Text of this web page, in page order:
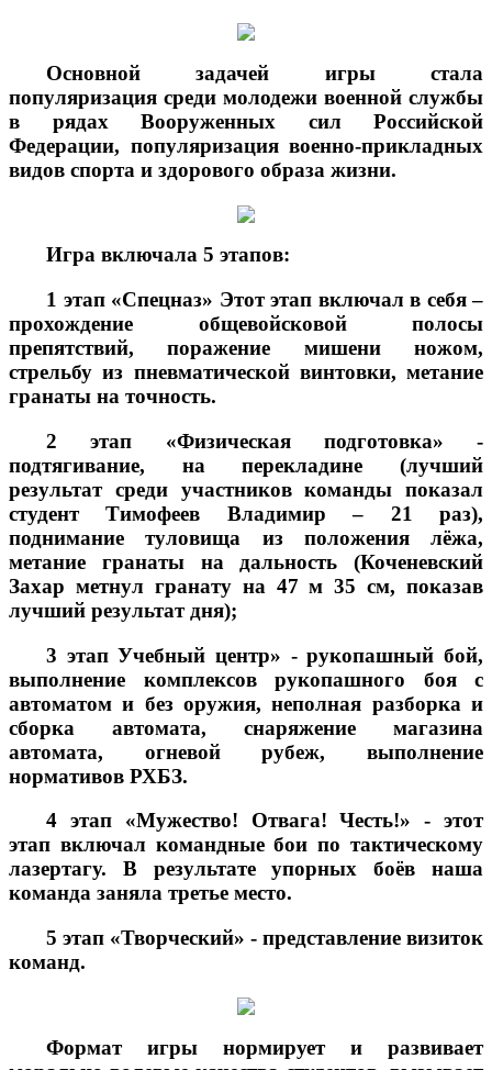
Основной задачей игры стала
популяризация среди молодежи военной службы
в рядах Вооруженных сил Российской
Федерации, популяризация военно-прикладных
видов спорта и здорового образа жизни.
Игра включала 5 этапов:
1 этап «Спецназ» Этот этап включал в себя –
прохождение общевойсковой полосы
препятствий, поражение мишени ножом,
стрельбу из пневматической винтовки, метание
гранаты на точность.
2 этап «Физическая подготовка» -
подтягивание, на перекладине (лучший
результат среди участников команды показал
студент Тимофеев Владимир – 21 раз),
поднимание туловища из положения лёжа,
метание гранаты на дальность (Коченевский
Захар метнул гранату на 47 м 35 см, показав
лучший результат дня);
3 этап Учебный центр» - рукопашный бой,
выполнение комплексов рукопашного боя с
автоматом и без оружия, неполная разборка и
сборка автомата, снаряжение магазина
автомата, огневой рубеж, выполнение
нормативов РХБЗ.
4 этап «Мужество! Отвага! Честь!» - этот
этап включал командные бои по тактическому
лазертагу. В результате упорных боёв наша
команда заняла третье место.
5 этап «Творческий» - представление визиток
команд.
Формат игры нормирует и развивает